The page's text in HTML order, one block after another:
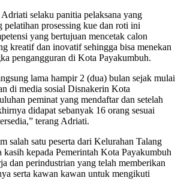
selaku panitia pelaksana yang
pelatihan prosessing kue dan roti ini
yang bertujuan mencetak calon
kreatif dan inovatif sehingga bisa menekan
pengangguran di Kota Payakumbuh.
lama hampir 2 (dua) bulan sejak mulai
di media sosial Disnakerin Kota
peminat yang mendaftar dan setelah
didapat sebanyak 16 orang sesuai
terang Adriati.
salah satu peserta dari Kelurahan Talang
kasih kepada Pemerintah Kota Payakumbuh
dan perindustrian yang telah memberikan
serta kawan kawan untuk mengikuti